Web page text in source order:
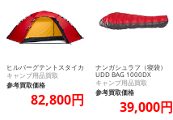
ヒルバーグテントスタイカ
キャンプ用品買取
参考買取価格
82,800円
ナンガシュラフ（寝袋）
UDD BAG 1000DX
キャンプ用品買取
参考買取価格
39,000円